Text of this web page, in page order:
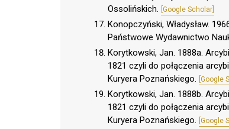
Ossolińskich. [Google Scholar]
Konopczyński, Władysław.
Państwowe Wydawnictwo
Korytkowski, Jan. 1888a.
1821 czyli do połączenia
Kuryera Poznańskiego. [Google
Korytkowski, Jan. 1888b.
1821 czyli do połączenia
Kuryera Poznańskiego. [Google